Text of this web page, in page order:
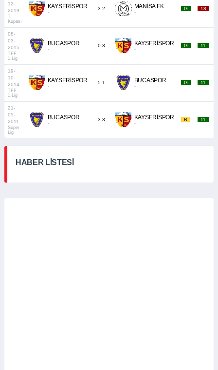
12-
2019
T.
Kupası
KAYSERİSPOR
-
3-2 MANİSA FK
-
_G_ _18_
08-
03-
2015
TFF
1.Lig
BUCASPOR
-
0-3 KAYSERİSPOR
-
_G_ _11_
19-
10-
2014
TFF
1.Lig
KAYSERİSPOR
-
5-1 BUCASPOR
-
_G_ _11_
21-
05-
2011
Süper
Lig
BUCASPOR
-
3-3 KAYSERİSPOR
-
_B_ _11_
HABER LİSTESİ